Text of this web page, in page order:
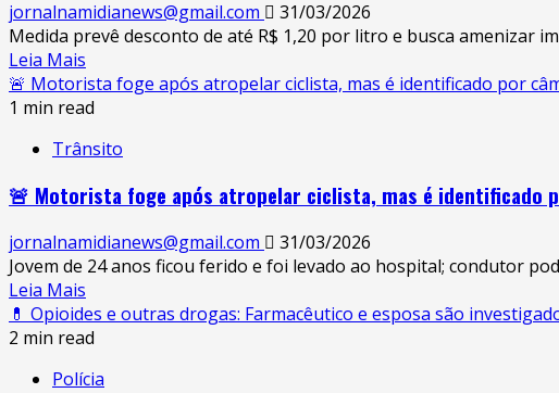
jornalnamidianews@gmail.com
31/03/2026
Medida prevê desconto de até R$ 1,20 por litro e busca amenizar
Leia Mais
🚨 Motorista foge após atropelar ciclista, mas é identificado por
1 min read
Trânsito
🚨 Motorista foge após atropelar ciclista, mas é identificado
jornalnamidianews@gmail.com
31/03/2026
Jovem de 24 anos ficou ferido e foi levado ao hospital; condutor
Leia Mais
💊 Opioides e outras drogas: Farmacêutico e esposa são
2 min read
Polícia